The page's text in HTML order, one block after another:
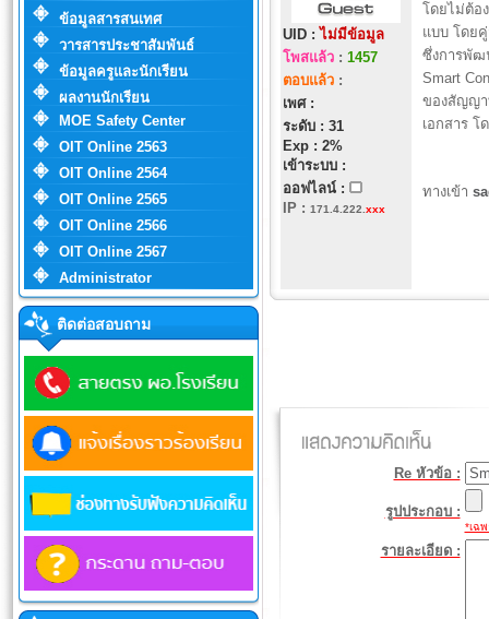
ข้อมูลสารสนเทศ
วารสารประชาสัมพันธ์
ข้อมูลครูและนักเรียน
ผลงานนักเรียน
MOE Safety Center
OIT Online 2563
OIT Online 2564
OIT Online 2565
OIT Online 2566
OIT Online 2567
Administrator
ติดต่อสอบถาม
UID :ไม่มีข้อมูล
โพสแล้ว: 1457
ตอบแล้ว:
เพศ :
ระดับ : 31
Exp : 2%
เข้าระบบ :
ออฟไลน์ :
IP : 171.4.222. xxx
โดยไม่ต้อ
แบบ โดย
ซึ่งการพัฒ
Smart
ของสัญญา
เอกสาร
ทางเข้า
Re หัวข้อ :
รูปประกอบ :
*เฉ
รายละเอียด :